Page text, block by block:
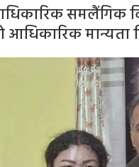
समलैंगिक
मान्यता